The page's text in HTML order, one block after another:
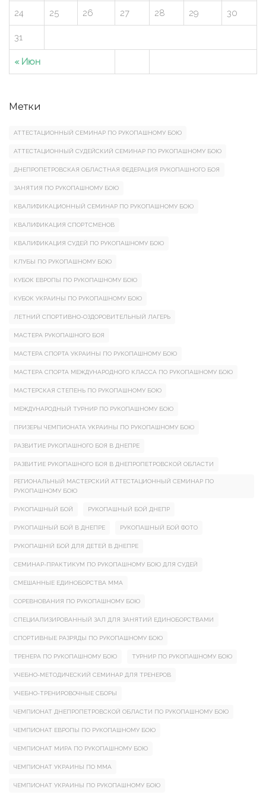
« Июн
24 25 26 27 28 29 30
31
Метки
АТТЕСТАЦИОННЫЙ СЕМИНАР ПО РУКОПАШНОМУ БОЮ
АТТЕСТАЦИОННЫЙ СУДЕЙСКИЙ СЕМИНАР ПО РУКОПАШНОМУ БОЮ
ДНЕПРОПЕТРОВСКАЯ ОБЛАСТНАЯ ФЕДЕРАЦИЯ РУКОПАШНОГО БОЯ
ЗАНЯТИЯ ПО РУКОПАШНОМУ БОЮ
КВАЛИФИКАЦИОННЫЙ СЕМИНАР ПО РУКОПАШНОМУ БОЮ
КВАЛИФИКАЦИЯ СПОРТСМЕНОВ
КВАЛИФИКАЦИЯ СУДЕЙ ПО РУКОПАШНОМУ БОЮ
КЛУБЫ ПО РУКОПАШНОМУ БОЮ
КУБОК ЕВРОПЫ ПО РУКОПАШНОМУ БОЮ
КУБОК УКРАИНЫ ПО РУКОПАШНОМУ БОЮ
ЛЕТНИЙ СПОРТИВНО-ОЗДОРОВИТЕЛЬНЫЙ ЛАГЕРЬ
МАСТЕРА РУКОПАШНОГО БОЯ
МАСТЕРА СПОРТА УКРАИНЫ ПО РУКОПАШНОМУ БОЮ
МАСТЕРА СПОРТА МЕЖДУНАРОДНОГО КЛАССА ПО РУКОПАШНОМУ БОЮ
МАСТЕРСКАЯ СТЕПЕНЬ ПО РУКОПАШНОМУ БОЮ
МЕЖДУНАРОДНЫЙ ТУРНИР ПО РУКОПАШНОМУ БОЮ
ПРИЗЕРЫ ЧЕМПИОНАТА УКРАИНЫ ПО РУКОПАШНОМУ БОЮ
РАЗВИТИЕ РУКОПАШНОГО БОЯ В ДНЕПРЕ
РАЗВИТИЕ РУКОПАШНОГО БОЯ В ДНЕПРОПЕТРОВСКОЙ ОБЛАСТИ
РЕГИОНАЛЬНЫЙ МАСТЕРСКИЙ АТТЕСТАЦИОННЫЙ СЕМИНАР ПО
РУКОПАШНОМУ БОЮ
РУКОПАШНЫЙ БОЙ РУКОПАШНЫЙ БОЙ ДНЕПР
РУКОПАШНЫЙ БОЙ В ДНЕПРЕ РУКОПАШНЫЙ БОЙ ФОТО
РУКОПАШНІЙ БОЙ ДЛЯ ДЕТЕЙ В ДНЕПРЕ
СЕМИНАР-ПРАКТИКУМ ПО РУКОПАШНОМУ БОЮ ДЛЯ СУДЕЙ
СМЕШАННЫЕ ЕДИНОБОРСТВА ММА
СОРЕВНОВАНИЯ ПО РУКОПАШНОМУ БОЮ
СПЕЦИАЛИЗИРОВАННЫЙ ЗАЛ ДЛЯ ЗАНЯТИЙ ЕДИНОБОРСТВАМИ
СПОРТИВНЫЕ РАЗРЯДЫ ПО РУКОПАШНОМУ БОЮ
ТРЕНЕРА ПО РУКОПАШНОМУ БОЮ ТУРНИР ПО РУКОПАШНОМУ БОЮ
УЧЕБНО-МЕТОДИЧЕСКИЙ СЕМИНАР ДЛЯ ТРЕНЕРОВ
УЧЕБНО-ТРЕНИРОВОЧНЫЕ СБОРЫ
ЧЕМПИОНАТ ДНЕПРОПЕТРОВСКОЙ ОБЛАСТИ ПО РУКОПАШНОМУ БОЮ
ЧЕМПИОНАТ ЕВРОПЫ ПО РУКОПАШНОМУ БОЮ
ЧЕМПИОНАТ МИРА ПО РУКОПАШНОМУ БОЮ
ЧЕМПИОНАТ УКРАИНЫ ПО ММА
ЧЕМПИОНАТ УКРАИНЫ ПО РУКОПАШНОМУ БОЮ